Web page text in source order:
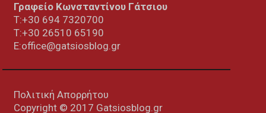
Γραφείο Κωνσταντίνου Γάτσιου
Τ:+30 694 7320700
T:+30 26510 65190
E:office@gatsiosblog.gr
Πολιτική Απορρήτου
Copyright © 2017 Gatsiosblog.gr